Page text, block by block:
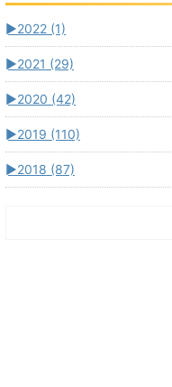
►2022 (1)
►2021 (29)
►2020 (42)
►2019 (110)
►2018 (87)